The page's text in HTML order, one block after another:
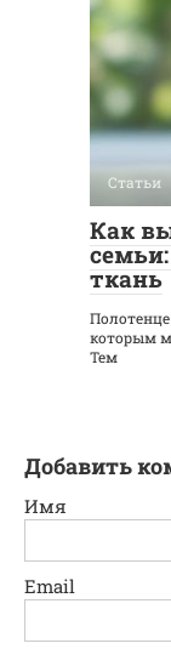
Статьи
Как
ткань
которым
Тем
Добавить
Имя
Email